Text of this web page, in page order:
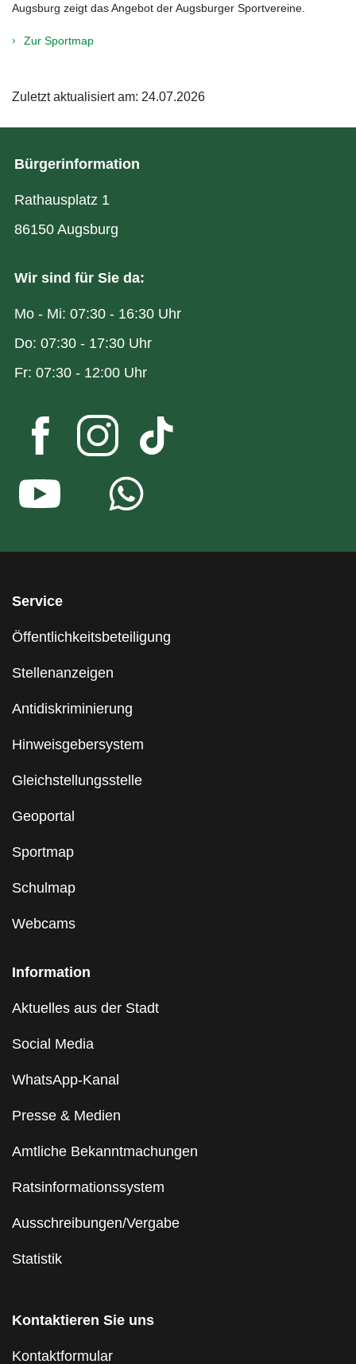
Augsburg zeigt das Angebot der Augsburger Sportvereine.
Zur Sportmap
Zuletzt aktualisiert am: 24.07.2026
Service
Öffentlichkeitsbeteiligung
Stellenanzeigen
Antidiskriminierung
Hinweisgebersystem
Gleichstellungsstelle
Geoportal
Sportmap
Schulmap
Webcams
Information
Aktuelles aus der Stadt
Social Media
WhatsApp-Kanal
Presse & Medien
Amtliche Bekanntmachungen
Ratsinformationssystem
Ausschreibungen/Vergabe
Statistik
Kontaktieren Sie uns
Kontaktformular
Bürgerinformation
Rathausplatz 1
86150 Augsburg
Wir sind für Sie da:
Mo - Mi: 07:30 - 16:30 Uhr
Do: 07:30 - 17:30 Uhr
Fr: 07:30 - 12:00 Uhr